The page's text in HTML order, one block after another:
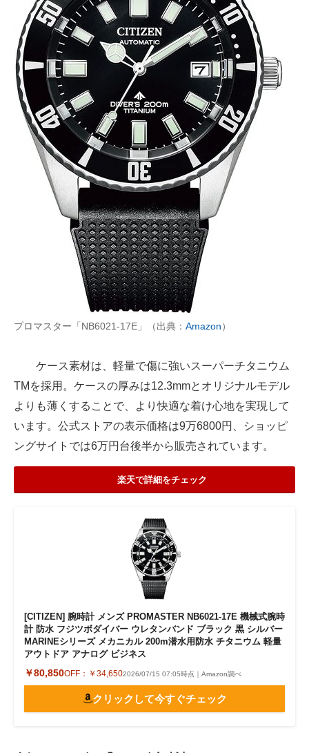
プロマスター「NB6021-17E」（出典： Amazon）
ケース素材は、軽量で傷に強いスーパーチタニウム
TMを採用。ケースの厚みは12.3mmとオリジナルモデル
よりも薄くすることで、より快適な着け心地を実現して
います。公式ストアの表示価格は9万6800円、ショッピ
ングサイトでは6万円台後半から販売されています。
楽天で詳細をチェック
[CITIZEN] 腕時計 メンズ PROMASTER NB6021-17E 機械式腕時
計 防水 フジツボダイバー ウレタンバンド ブラック 黒 シルバー
MARINEシリーズ メカニカル 200m潜水用防水 チタニウム 軽量
アウトドア アナログ ビジネス
￥80,850OFF： ￥34,6502026/07/15 07:05時点｜Amazon調べ
クリックして今すぐチェック